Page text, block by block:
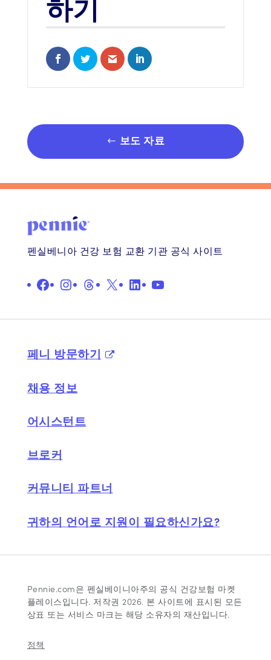
하기
Share on Facebook
Share on Twitter
Share via Email
Share on LinkedIn
보도 자료
펜실베니아 건강 보험 교환 기관 공식 사이트
Facebook
인스타그램
스레드
X LinkedInYouTube
페니 방문하기
채용 정보
어시스턴트
브로커
커뮤니티 파트너
귀하의 언어로 지원이 필요하신가요?
Pennie.com은 펜실베이니아주의 공식 건강보험 마켓
플레이스입니다. 저작권 2026. 본 사이트에 표시된 모든
상표 또는 서비스 마크는 해당 소유자의 재산입니다.
정책